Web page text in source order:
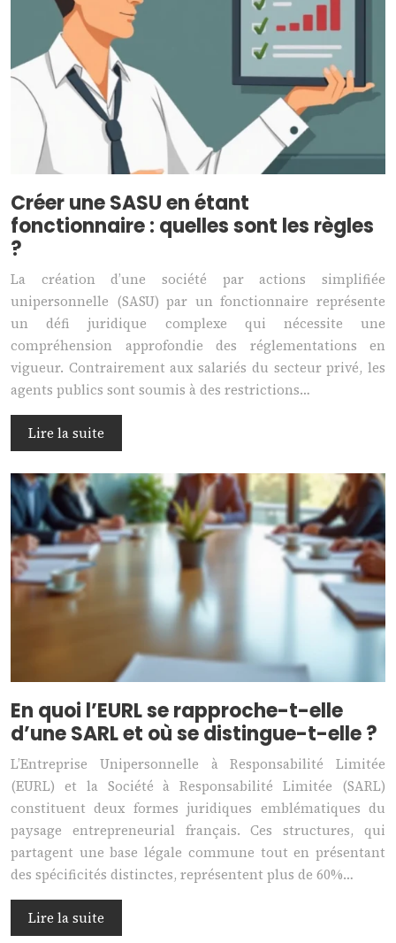
Créer une SASU en étant
fonctionnaire : quelles sont les règles
?
La création d’une société par actions simplifiée
unipersonnelle (SASU) par un fonctionnaire représente
un défi juridique complexe qui nécessite une
compréhension approfondie des réglementations en
vigueur. Contrairement aux salariés du secteur privé, les
agents publics sont soumis à des restrictions…
Lire la suite
En quoi l’EURL se rapproche-t-elle
d’une SARL et où se distingue-t-elle ?
L’Entreprise Unipersonnelle à Responsabilité Limitée
(EURL) et la Société à Responsabilité Limitée (SARL)
constituent deux formes juridiques emblématiques du
paysage entrepreneurial français. Ces structures, qui
partagent une base légale commune tout en présentant
des spécificités distinctes, représentent plus de 60%…
Lire la suite